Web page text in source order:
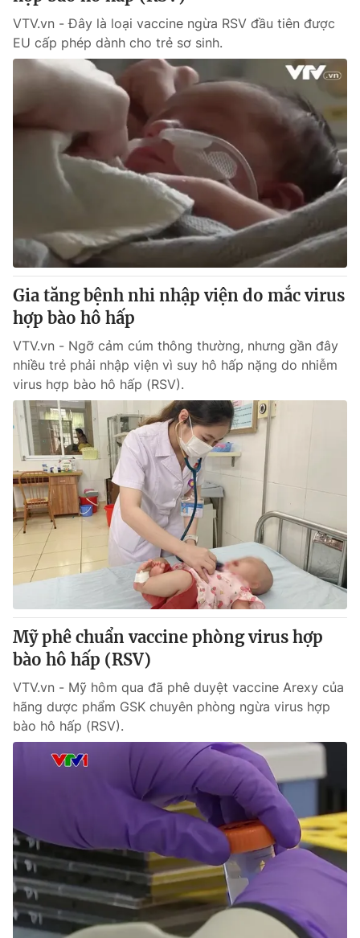
VTV.vn - Đây là loại vaccine ngừa RSV đầu tiên được
EU cấp phép dành cho trẻ sơ sinh.
Gia tăng bệnh nhi nhập viện do mắc virus
hợp bào hô hấp
VTV.vn - Ngỡ cảm cúm thông thường, nhưng gần đây
nhiều trẻ phải nhập viện vì suy hô hấp nặng do nhiễm
virus hợp bào hô hấp (RSV).
Mỹ phê chuẩn vaccine phòng virus hợp
bào hô hấp (RSV)
VTV.vn - Mỹ hôm qua đã phê duyệt vaccine Arexy của
hãng dược phẩm GSK chuyên phòng ngừa virus hợp
bào hô hấp (RSV).